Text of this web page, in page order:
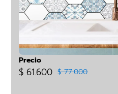
Precio
$ 61.600 $ 77.000